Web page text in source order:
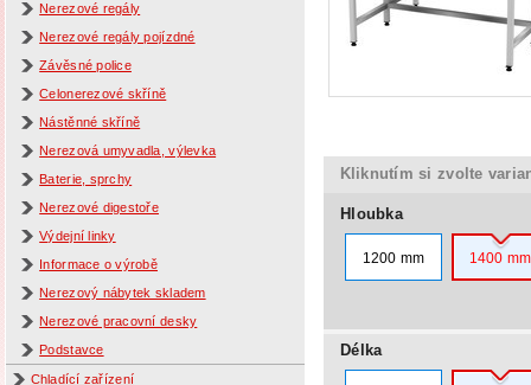
Nerezové regály
Nerezové regály pojízdné
Závěsné police
Celonerezové skříně
Nástěnné skříně
Nerezová umyvadla, výlevka
Baterie, sprchy
Nerezové digestoře
Výdejní linky
Informace o výrobě
Nerezový nábytek skladem
Nerezové pracovní desky
Podstavce
Chladící zařízení
Kliknutím si zvolte
Hloubka
1200 mm 1400 mm
Délka